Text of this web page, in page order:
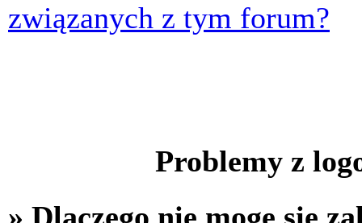
związanych z tym forum?
Problemy z